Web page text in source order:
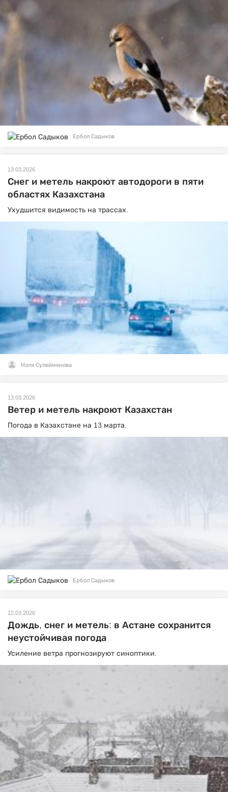
Ербол Садыков
13.03.2026
Снег и метель накроют автодороги в пяти
областях Казахстана
Ухудшится видимость на трассах.
Нэля Сулейменова
13.03.2026
Ветер и метель накроют Казахстан
Погода в Казахстане на 13 марта.
Ербол Садыков
12.03.2026
Дождь, снег и метель: в Астане сохранится
неустойчивая погода
Усиление ветра прогнозируют синоптики.